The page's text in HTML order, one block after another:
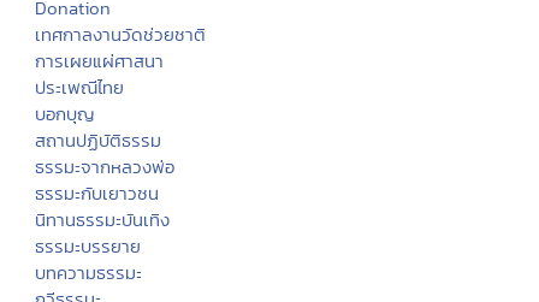
Donation
เทศกาลงานวัดช่วยชาติ
การเผยแผ่ศาสนา
ประเพณีไทย
บอกบุญ
สถานปฏิบัติธรรม
ธรรมะจากหลวงพ่อ
ธรรมะกับเยาวชน
นิทานธรรมะบันเทิง
ธรรมะบรรยาย
บทความธรรมะ